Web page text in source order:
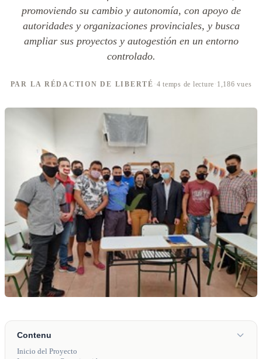
promoviendo su cambio y autonomía, con apoyo de
autoridades y organizaciones provinciales, y busca
ampliar sus proyectos y autogestión en un entorno
controlado.
PAR LA RÉDACTION DE LIBERTÉ ·4 temps de lecture· 1,186 vues
Contenu
Inicio del Proyecto